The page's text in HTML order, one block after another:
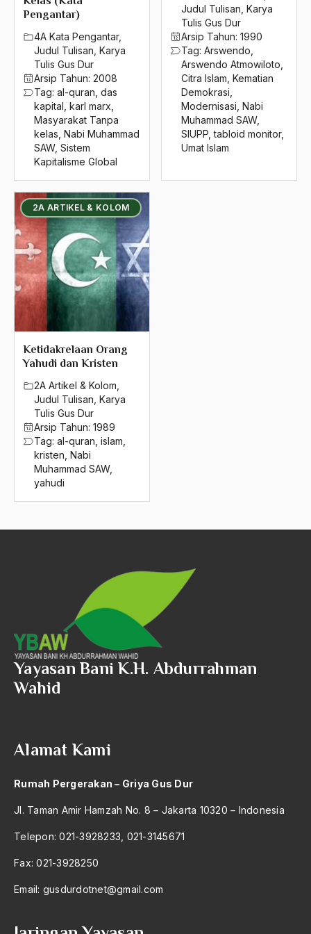
Pengantar)
4A Kata Pengantar,
Judul Tulisan Karya
Tulis Gus Dur
Arsip Tahun: 2008
Tag: al-quran das
kapital karl marx
Masyarakat Tanpa
kelas Nabi Muhammad
SAW, Sistem
Kapitalisme Global
Judul Tulisan Karya
Tulis Gus Dur
Arsip Tahun: 1990
Tag: Arswendo
Arswendo Atmowiloto
Citra Islam Kematian
Demokrasi
Modernisasi Nabi
Muhammad SAW,
SIUPP ,tabloid monitor,
Umat Islam
2A ARTIKEL & KOLOM
Ketidakrelaan Orang
Yahudi dan Kristen
2A Artikel & Kolom
Judul Tulisan Karya
Tulis Gus Dur
Arsip Tahun: 1989
Tag: al-quran islam
kristen Nabi
Muhammad SAW,
yahudi
2016
2015
2014
2013
2012
2011
2010
2009
2008
2007
2005
2003
2001
2000
1999
1998
1996
1992
1991
1990
1988
1981
Nasab
Nasakom
nasi tumpeng
Nasional Khas
Nasionalime
nasionalis
nasionalisme
Nasionalisme Arab
NAsionalisme Regional
Nasrani
nasser
natal
natuna
Nazaruddin Samsudin
negara
Negara Adikuasa
Negara Agama
negara islam
Negara Komunis
Negara Skuler
negosiasi
Neo-Modernisme Islam
Neo-Sosialisme
Niaga
Yayasan Bani K.H. Abdurrahman
Wahid
Alamat Kami
Rumah Pergerakan – Griya Gus Dur
Jl. Taman Amir Hamzah No. 8 – Jakarta 10320 – Indonesia
Telepon: 021-3928233, 021-3145671
Fax: 021-3928250
Email: gusdurdotnet@gmail.com